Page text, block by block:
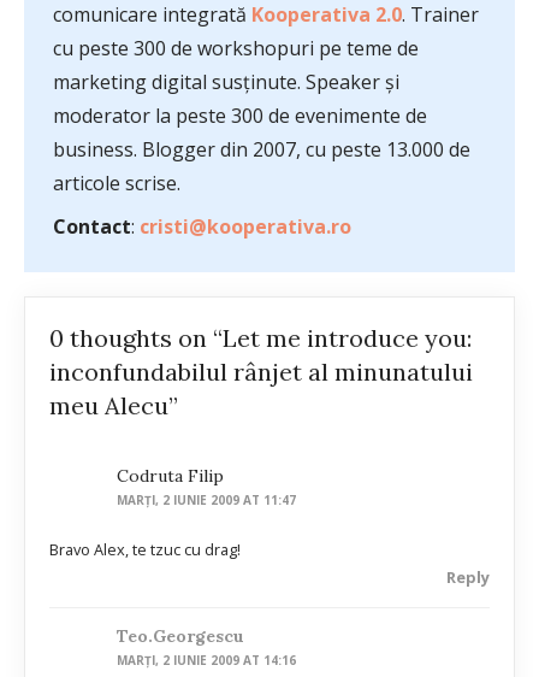
comunicare integrată Kooperativa 2.0. Trainer
cu peste 300 de workshopuri pe teme de
marketing digital susținute. Speaker și
moderator la peste 300 de evenimente de
business. Blogger din 2007, cu peste 13.000 de
articole scrise.
Contact: cristi@kooperativa.ro
0 thoughts on “Let me introduce you:
inconfundabilul rânjet al minunatului
meu Alecu”
Codruta Filip
MARȚI, 2 IUNIE 2009 AT 11:47
Bravo Alex, te tzuc cu drag!
Reply
Teo.georgescu
MARȚI, 2 IUNIE 2009 AT 14:16